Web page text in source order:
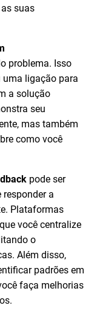
suas
problema. Isso
uma ligação para
a solução
seu
mas também
como você
pode ser
a
Plataformas
você centralize
o
Além disso,
padrões em
faça melhorias